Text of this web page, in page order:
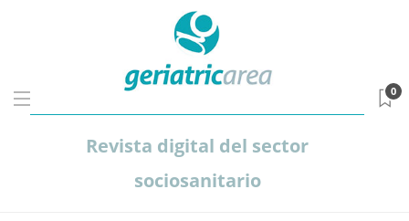
Revista digital del sector
sociosanitario
0